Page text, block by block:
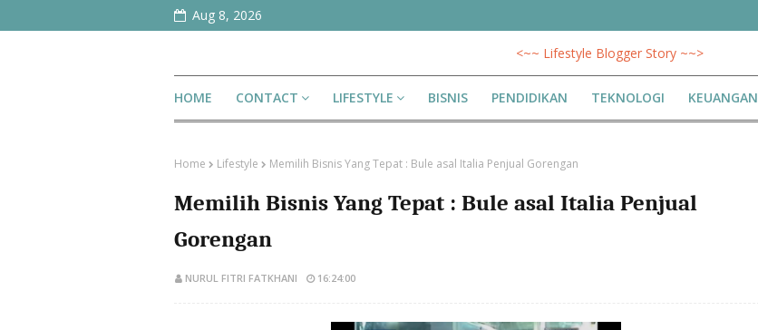
Aug 8, 2026
<~~ Lifestyle Blogger Story ~~>
HOME CONTACT LIFESTYLE BISNIS PENDIDIKAN TEKNOLOGI KEUANGAN
Home Lifestyle Memilih Bisnis Yang Tepat : Bule asal Italia Penjual Gorengan
Memilih Bisnis Yang Tepat : Bule asal Italia Penjual
Gorengan
NURUL FITRI FATKHANI 16:24:00